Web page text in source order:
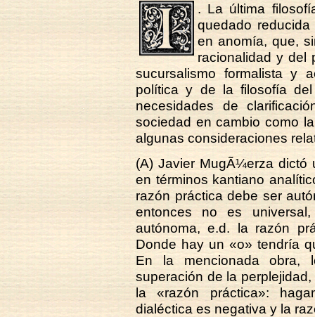
. La última
quedado
en anomía, que,
racionalidad y del
sucursalismo formalista y
política y de la filosofía
necesidades de
sociedad en cambio como
algunas consideraciones
(A) Javier MugÃ¼erza dictó
en términos kantiano
razón práctica debe ser
entonces no es
autónoma, e.d. la razón
Donde hay un «o» tendría
En la mencionada obra,
superación de la
la «razón práctica»:
dialéctica es negativa y la